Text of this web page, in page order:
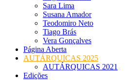
Sara Lima
Susana Amador
Teodomiro Neto
Tiago Brás
Vera Gonçalves
Página Aberta
AUTÁRQUICAS 2025
AUTÁRQUICAS 2021
Edições